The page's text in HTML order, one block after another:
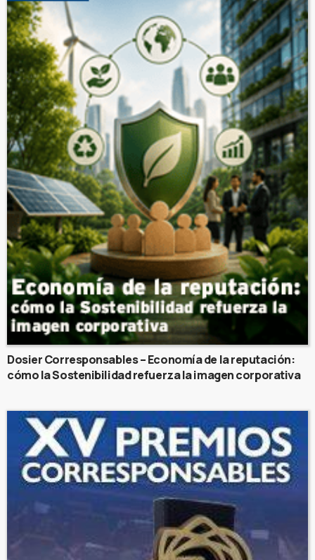
Dosier Corresponsables – Economía de la reputación:
cómo la Sostenibilidad refuerza la imagen corporativa